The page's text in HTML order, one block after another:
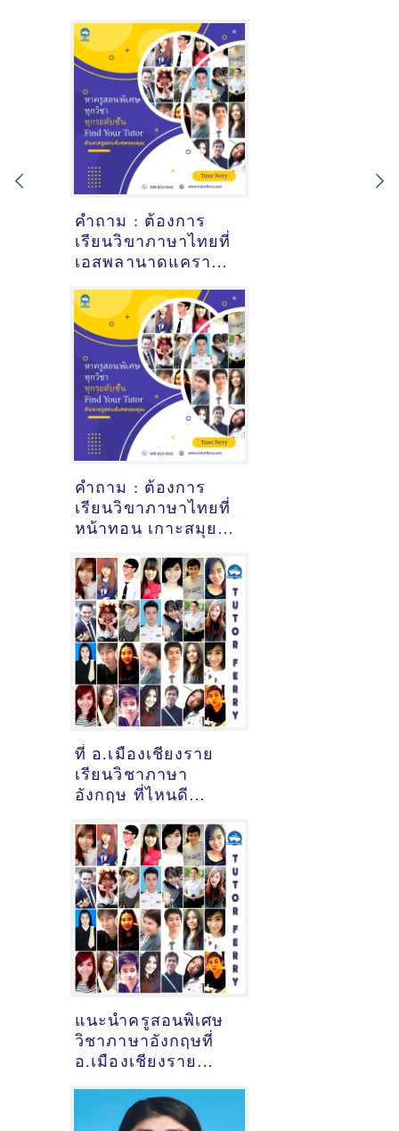
คำถาม : ต้องการ
เรียนวิขาภาษาไทยที่
เอสพลานาดแคราย
ครูสอนพิเศษที่นี่
คำถาม : ต้องการ
เรียนวิขาภาษาไทยที่
หน้าทอน เกาะสมุย
แนะนำครูสอนพิเศษ
ที่นี่
ที่ อ.เมืองเชียงราย
เรียนวิชาภาษา
อังกฤษ ที่ไหนดี
ภาษาอังกฤษ
เมื่อ29/10/2024,
6:27:39]
แนะนำครูสอนพิเศษ
วิชาภาษาอังกฤษที่
อ.เมืองเชียงราย
[26/10/2023,
9:17:27]